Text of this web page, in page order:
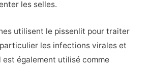
les selles.
utilisent le pissenlit pour traiter
les infections virales et
est également utilisé comme